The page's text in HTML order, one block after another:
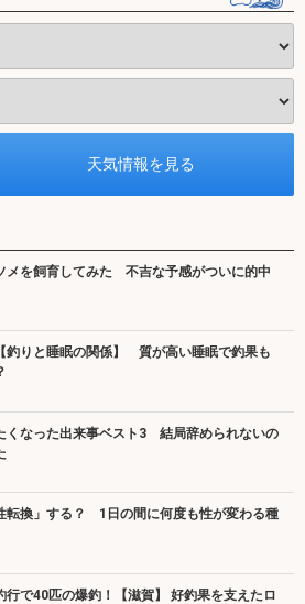
メを飼育してみた 不吉な予感がついに的中
釣りと睡眠の関係】 質が高い睡眠で釣果も
くなった出来事ベスト3 結局辞められないの
転換」する？ 1日の間に何度も性が変わる種
行で40匹の爆釣！【滋賀】 好釣果を支えたロ